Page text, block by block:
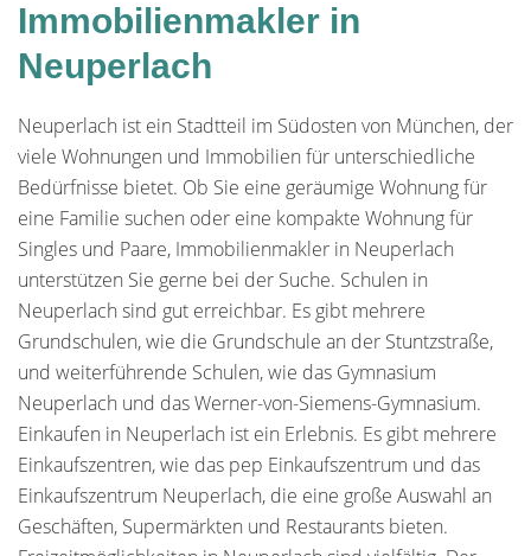
Immobilienmakler in
Neuperlach
Neuperlach ist ein Stadtteil im Südosten von München, der
viele Wohnungen und Immobilien für unterschiedliche
Bedürfnisse bietet. Ob Sie eine geräumige Wohnung für
eine Familie suchen oder eine kompakte Wohnung für
Singles und Paare, Immobilienmakler in Neuperlach
unterstützen Sie gerne bei der Suche. Schulen in
Neuperlach sind gut erreichbar. Es gibt mehrere
Grundschulen, wie die Grundschule an der Stuntzstraße,
und weiterführende Schulen, wie das Gymnasium
Neuperlach und das Werner-von-Siemens-Gymnasium.
Einkaufen in Neuperlach ist ein Erlebnis. Es gibt mehrere
Einkaufszentren, wie das pep Einkaufszentrum und das
Einkaufszentrum Neuperlach, die eine große Auswahl an
Geschäften, Supermärkten und Restaurants bieten.